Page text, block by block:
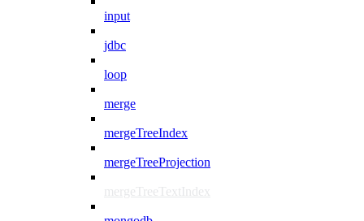
input
jdbc
loop
merge
mergeTreeIndex
mergeTreeProjection
mergeTreeTextIndex